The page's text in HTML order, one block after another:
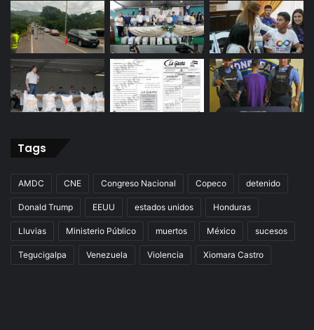
Tags
AMDC CNE Congreso Nacional Copeco detenido
Donald Trump EEUU estados unidos Honduras
Lluvias Ministerio Público muertos México sucesos
Tegucigalpa Venezuela Violencia Xiomara Castro